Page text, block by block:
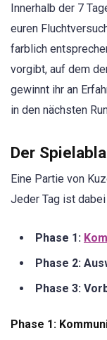
Innerhalb der 7
euren
farblich
vorgibt, auf dem
gewinnt ihr an
in den nächsten
Der
Eine Partie von
Jeder Tag ist
Phase 1:
Phase 2:
Phase 3:
Phase 1: